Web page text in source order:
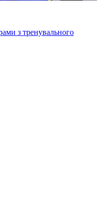
з тренувального